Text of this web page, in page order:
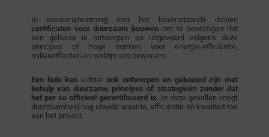
In overeenstemming met het bovenstaande dienen
certificaten voor duurzaam bouwen om te bevestigen dat
een gebouw is ontworpen en uitgevoerd volgens deze
principes of hoge normen voor energie-efficiëntie,
milieueffecten en welzijn van bewoners.
Een huis kan echterook ontworpen en gebouwd zijn met
behulp van duurzame principes of strategieën zonder dat
het per se officieel gecertificeerd is. In deze gevallen voegt
duurzaamheid nog steeds waarde, efficiëntie en kwaliteit toe
aan het project.